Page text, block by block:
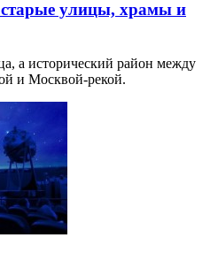
улицы, храмы и
а исторический район между
и Москвой-рекой.